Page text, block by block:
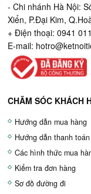
- Chi nhánh Hà Nội:
Xiển, P.Đại Kim,
+ Điện thoại: 0941
E-mail:
CHĂM SÓC KHÁCH
Hướng dẫn mua hàng
Hướng dẫn thanh toán
Các hình thức mua
Kiểm tra đơn hàng
Sơ đồ đường đi